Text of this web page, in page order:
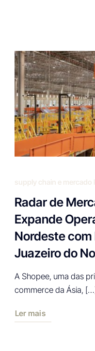
supply chain e mercado
Radar de
Expande
Nordeste com
Juazeiro do
A Shopee, uma das
commerce da Ásia,
Ler mais